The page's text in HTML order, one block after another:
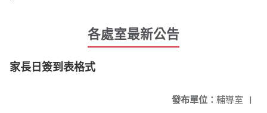
各處室最新公告
家長日簽到表格式
發布單位： 輔導室 |